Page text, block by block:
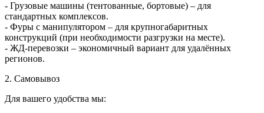
- Грузовые машины (тентованные, бортовые) – для
стандартных комплексов.
- Фуры с манипулятором – для крупногабаритных
конструкций (при необходимости разгрузки на месте).
- ЖД-перевозки – экономичный вариант для удалённых
регионов.
2. Самовывоз
Для вашего удобства мы: